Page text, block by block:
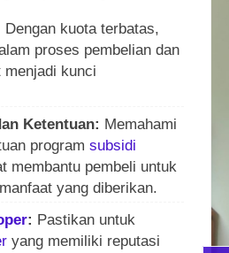
Dengan kuota terbatas,
proses pembelian dan
menjadi kunci
Ketentuan: Memahami
program subsidi
membantu pembeli untuk
yang diberikan.
: Pastikan untuk
yang memiliki reputasi